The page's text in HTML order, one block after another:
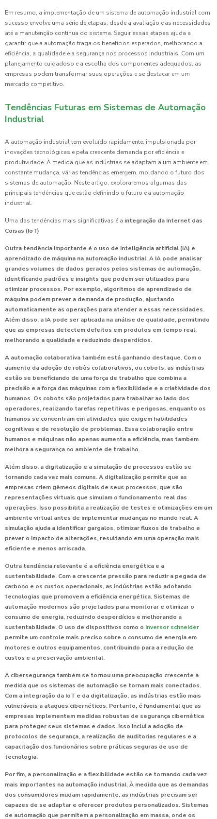
Em resumo, a implementação de um sistema de automação industrial com
sucesso envolve uma série de etapas, desde a avaliação das necessidades
até a manutenção contínua do sistema. Seguir essas etapas ajuda a
garantir que a automação traga os benefícios esperados, melhorando a
eficiência, a qualidade e a segurança nos processos industriais. Com um
planejamento cuidadoso e a escolha dos componentes adequados, as
empresas podem transformar suas operações e se destacar em um
mercado competitivo.
Tendências Futuras em Sistemas de Automação
Industrial
A automação industrial tem evoluído rapidamente, impulsionada por
inovações tecnológicas e pela crescente demanda por eficiência e
produtividade. À medida que as indústrias se adaptam a um ambiente em
constante mudança, várias tendências emergem, moldando o futuro dos
sistemas de automação. Neste artigo, exploraremos algumas das
principais tendências que estão definindo o futuro da automação
industrial.
Uma das tendências mais significativas é a integração da Internet das
Coisas (IoT)
Outra tendência importante é o uso de inteligência artificial (IA) e
aprendizado de máquina na automação industrial. A IA pode analisar
grandes volumes de dados gerados pelos sistemas de automação,
identificando padrões e insights que podem ser utilizados para
otimizar processos. Por exemplo, algoritmos de aprendizado de
máquina podem prever a demanda de produção, ajustando
automaticamente as operações para atender a essas necessidades.
Além disso, a IA pode ser aplicada na análise de qualidade, permitindo
que as empresas detectem defeitos em produtos em tempo real,
melhorando a qualidade e reduzindo desperdícios.
A automação colaborativa também está ganhando destaque. Com o
aumento da adoção de robôs colaborativos, ou cobots, as indústrias
estão se beneficiando de uma força de trabalho que combina a
precisão e a força das máquinas com a flexibilidade e a criatividade dos
humanos. Os cobots são projetados para trabalhar ao lado dos
operadores, realizando tarefas repetitivas e perigosas, enquanto os
humanos se concentram em atividades que exigem habilidades
cognitivas e de resolução de problemas. Essa colaboração entre
humanos e máquinas não apenas aumenta a eficiência, mas também
melhora a segurança no ambiente de trabalho.
Além disso, a digitalização e a simulação de processos estão se
tornando cada vez mais comuns. A digitalização permite que as
empresas criem gêmeos digitais de seus processos, que são
representações virtuais que simulam o funcionamento real das
operações. Isso possibilita a realização de testes e otimizações em um
ambiente virtual antes de implementar mudanças no mundo real. A
simulação ajuda a identificar gargalos, otimizar fluxos de trabalho e
prever o impacto de alterações, resultando em uma operação mais
eficiente e menos arriscada.
Outra tendência relevante é a eficiência energética e a
sustentabilidade. Com a crescente pressão para reduzir a pegada de
carbono e os custos operacionais, as indústrias estão adotando
tecnologias que promovem a eficiência energética. Sistemas de
automação modernos são projetados para monitorar e otimizar o
consumo de energia, reduzindo desperdícios e melhorando a
sustentabilidade. O uso de dispositivos como o inversor schneider
permite um controle mais preciso sobre o consumo de energia em
motores e outros equipamentos, contribuindo para a redução de
custos e a preservação ambiental.
A cibersegurança também se tornou uma preocupação crescente à
medida que os sistemas de automação se tornam mais conectados.
Com a integração da IoT e da digitalização, as indústrias estão mais
vulneráveis a ataques cibernéticos. Portanto, é fundamental que as
empresas implementem medidas robustas de segurança cibernética
para proteger seus sistemas e dados. Isso inclui a adoção de
protocolos de segurança, a realização de auditorias regulares e a
capacitação dos funcionários sobre práticas seguras de uso de
tecnologia.
Por fim, a personalização e a flexibilidade estão se tornando cada vez
mais importantes na automação industrial. À medida que as demandas
dos consumidores mudam rapidamente, as indústrias precisam ser
capazes de se adaptar e oferecer produtos personalizados. Sistemas
de automação que permitem a personalização em massa, onde os